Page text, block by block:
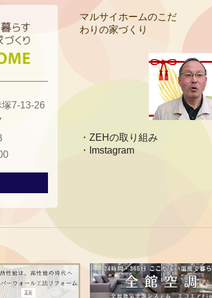
7-13-26
マルサイホームのこだ
わりの家づくり
ZEHの取り組み
Imstagram